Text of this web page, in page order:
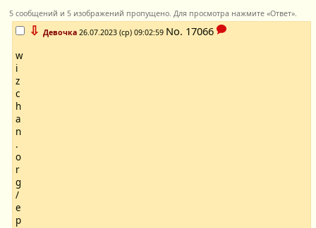
5 сообщений и 5 изображений пропущено. Для просмотра нажмите «Ответ».
⇩ Девочка 26.07.2023 (ср) 09:02:59 No. 17066
w
i
z
c
h
a
n
.
o
r
g
/
e
p